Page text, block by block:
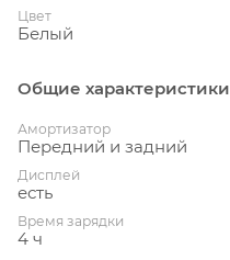
Цвет
Белый
Общие характеристики
Амортизатор
Передний и задний
Дисплей
есть
Время зарядки
4 ч